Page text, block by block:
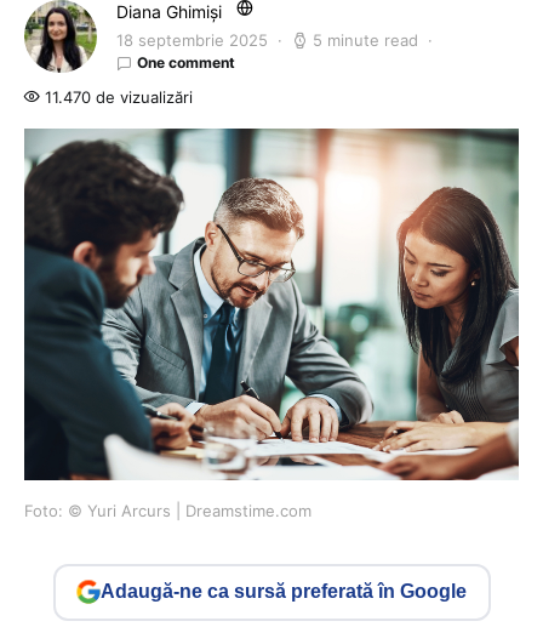
Diana Ghimiși
18 septembrie 2025 5 minute read
One comment
11.470 de vizualizări
Foto: © Yuri Arcurs | Dreamstime.com
Adaugă-ne ca sursă preferată în Google